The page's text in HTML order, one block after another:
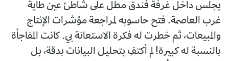
يجلس داخل غرفة فندق مطل على شاطئ عين طاية
غرب العاصمة. فتح حاسوبه لمراجعة مؤشرات الإنتاج
والمبيعات، ثم خطرت له فكرة الاستعانة بي. كانت المفاجأة
بالنسبة له كبيرة! لم أكتفِ بتحليل البيانات بدقة، بل